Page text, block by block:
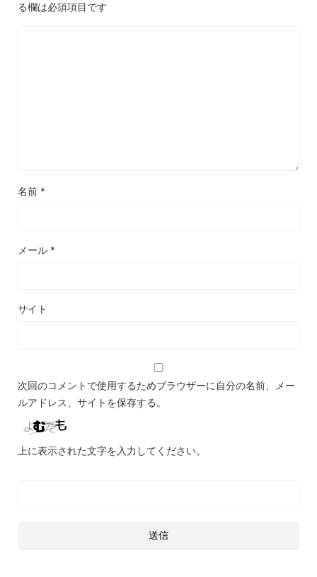
る欄は必須項目です
名前 *
メール *
サイト
次回のコメントで使用するためブラウザーに自分の名前、メー
ルアドレス、サイトを保存する。
上に表示された文字を入力してください。